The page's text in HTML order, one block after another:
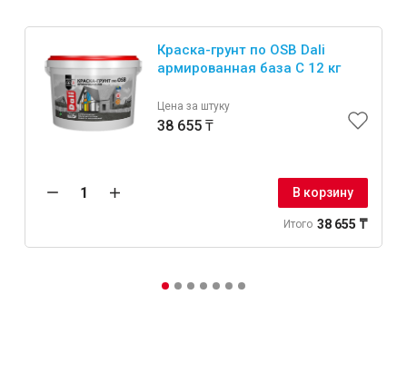
Краска-грунт по OSB Dali
армированная база C 12 кг
Цена за штуку
38 655 ₸
В корзину
Итого 38 655 ₸